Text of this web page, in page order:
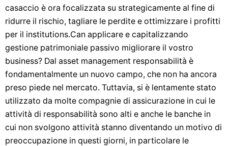
casaccio è ora focalizzata su strategicamente al fine di
ridurre il rischio, tagliare le perdite e ottimizzare i profitti
per il institutions.Can applicare e capitalizzando
gestione patrimoniale passivo migliorare il vostro
business? Dal asset management responsabilità è
fondamentalmente un nuovo campo, che non ha ancora
preso piede nel mercato. Tuttavia, si è lentamente stato
utilizzato da molte compagnie di assicurazione in cui le
attività di responsabilità sono alti e anche le banche in
cui non svolgono attività stanno diventando un motivo di
preoccupazione in questi giorni, in particolare le